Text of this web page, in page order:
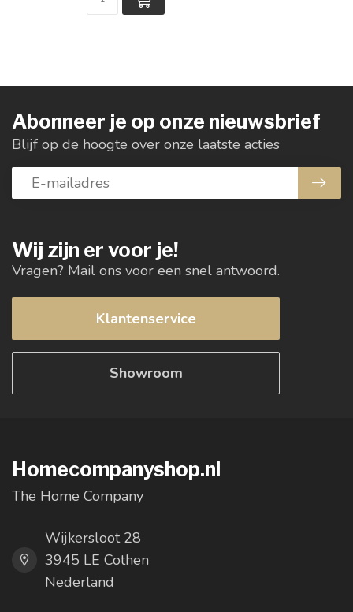
Wij zijn er voor je!
Vragen? Mail ons voor een snel antwoord.
Klantenservice
Showroom
Abonneer je op onze nieuwsbrief
Blijf op de hoogte over onze laatste acties
Homecompanyshop.nl
The Home Company
Wijkersloot 28
3945 LE Cothen
Nederland